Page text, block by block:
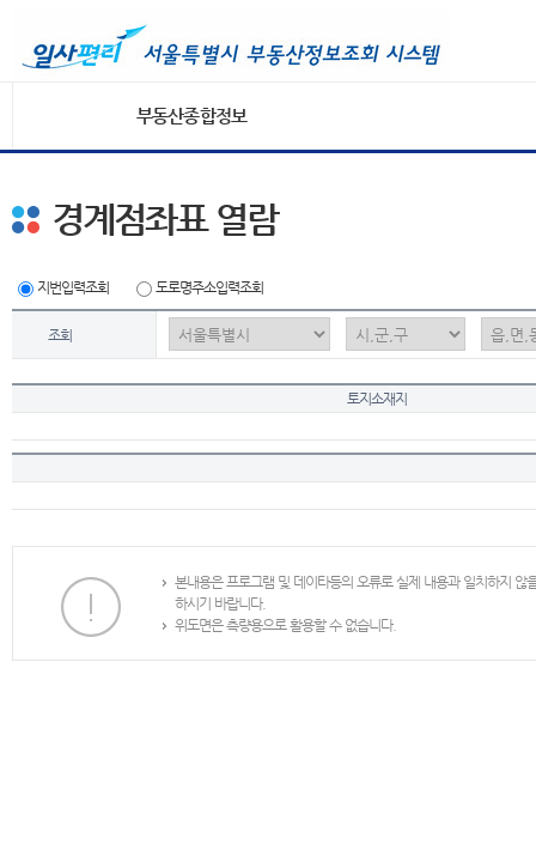
부동산종합정보
경계점좌표 열람
지번입력조회 도로명주소입력조회
조회
토지소재지
본내용은 프로그램 및 데이타등의 오류로 실제 내용과 일치하지
하시기 바랍니다.
위도면은 측량용으로 활용할 수 없습니다.